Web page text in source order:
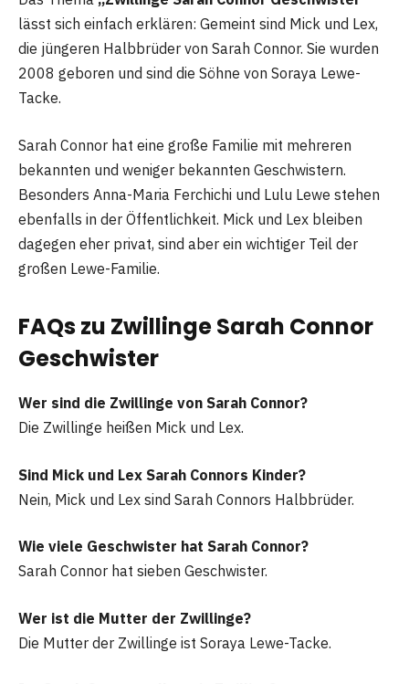
lässt sich einfach erklären: Gemeint sind Mick und Lex,
die jüngeren Halbbrüder von Sarah Connor. Sie wurden
2008 geboren und sind die Söhne von Soraya Lewe-
Tacke.
Sarah Connor hat eine große Familie mit mehreren
bekannten und weniger bekannten Geschwistern.
Besonders Anna-Maria Ferchichi und Lulu Lewe stehen
ebenfalls in der Öffentlichkeit. Mick und Lex bleiben
dagegen eher privat, sind aber ein wichtiger Teil der
großen Lewe-Familie.
FAQs zu Zwillinge Sarah Connor
Geschwister
Wer sind die Zwillinge von Sarah Connor?
Die Zwillinge heißen Mick und Lex.
Sind Mick und Lex Sarah Connors Kinder?
Nein, Mick und Lex sind Sarah Connors Halbbrüder.
Wie viele Geschwister hat Sarah Connor?
Sarah Connor hat sieben Geschwister.
Wer ist die Mutter der Zwillinge?
Die Mutter der Zwillinge ist Soraya Lewe-Tacke.